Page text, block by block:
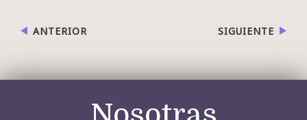
ANTERIOR SIGUIENTE